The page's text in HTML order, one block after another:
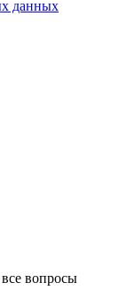
данных
вопросы